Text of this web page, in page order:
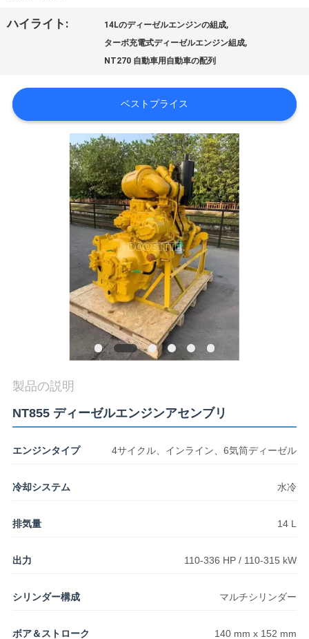
は
場
旅
達
に
連
絡
さ
い
ハイライト: 14Lのディーゼルエンジンの組成,
ターボ充電式ディーゼルエンジン組成,
NT270 自動車用自動車の配列
ベストプライス
製品の説明
NT855 ディーゼルエンジンアセンブリ
エンジンタイプ 4サイクル、インライン、6気筒ディーゼル
冷却システム 水冷
排気量 14 L
出力 110-336 HP / 110-315 kW
シリンダー構成 マルチシリンダー
ボア＆ストローク 140 mm x 152 mm